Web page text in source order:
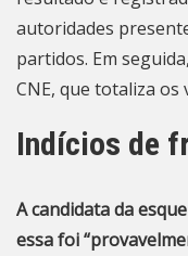
autoridades
partidos. Em
CNE, que totaliza os
Indícios de
A candidata da
essa foi